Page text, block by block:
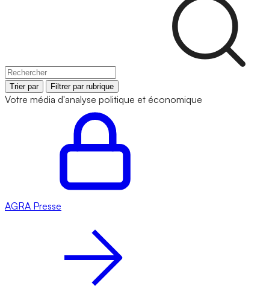
Trier par Filtrer par rubrique
Votre média d'analyse politique et économique
AGRA Presse